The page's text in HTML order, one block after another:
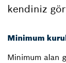
kendiniz
Minimum
Minimum alan